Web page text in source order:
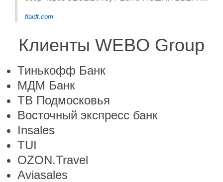
flaidt.com
Клиенты WEBO Group
Тинькофф Банк
МДМ Банк
ТВ Подмосковья
Восточный экспресс банк
Insales
TUI
OZON.Travel
Aviasales